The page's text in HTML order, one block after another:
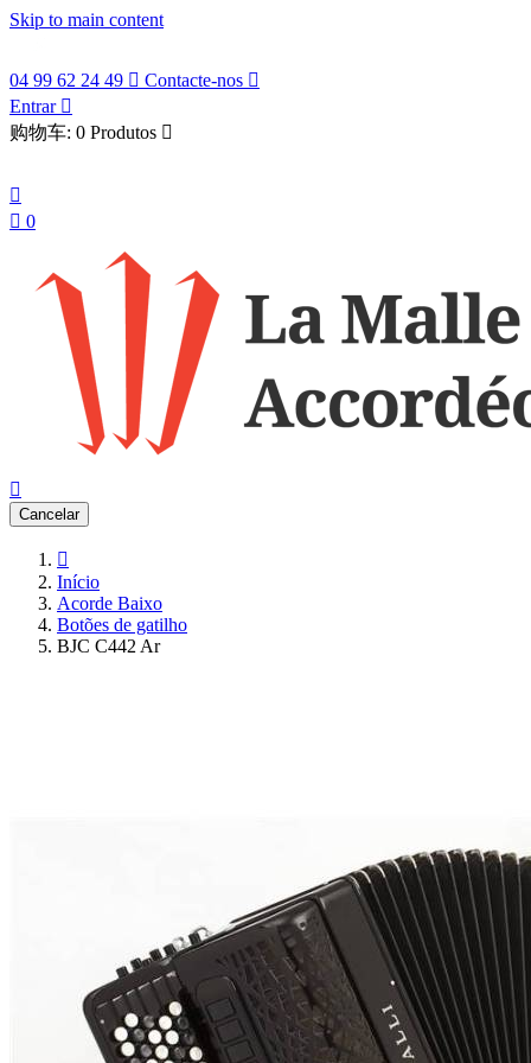
Skip to main content
04 99 62 24 49  Contacte-nos 
Entrar 
购物车: 0 Produtos 

 0

Cancelar

Início
Acorde Baixo
Botões de gatilho
BJC C442 Ar